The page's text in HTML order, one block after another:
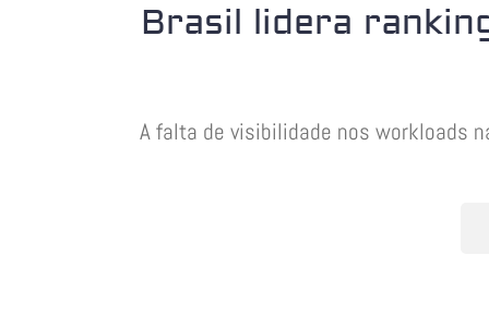
Brasil lidera
A falta de visibilidade nos workloads